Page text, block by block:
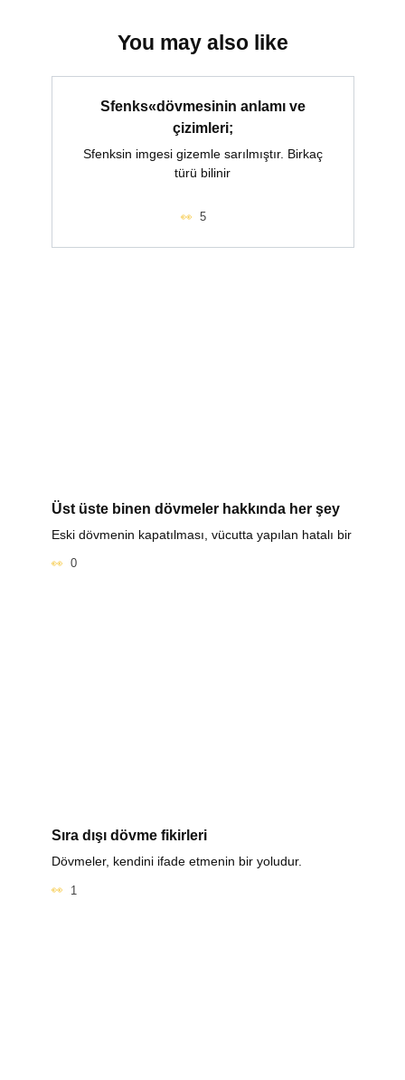
You may also like
Sfenks«dövmesinin anlamı ve
çizimleri;
Sfenksin imgesi gizemle sarılmıştır. Birkaç
türü bilinir
5
Üst üste binen dövmeler hakkında her şey
Eski dövmenin kapatılması, vücutta yapılan hatalı bir
0
Sıra dışı dövme fikirleri
Dövmeler, kendini ifade etmenin bir yoludur.
1